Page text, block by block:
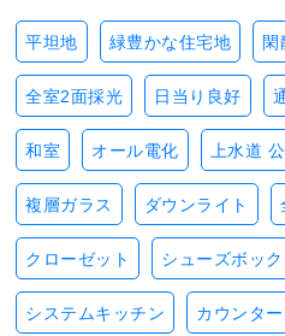
平坦地 緑豊かな住宅地 閑
全室2面採光 日当り良好
和室 オール電化 上水道
複層ガラス ダウンライト
クローゼット シューズボック
システムキッチン カウンタ